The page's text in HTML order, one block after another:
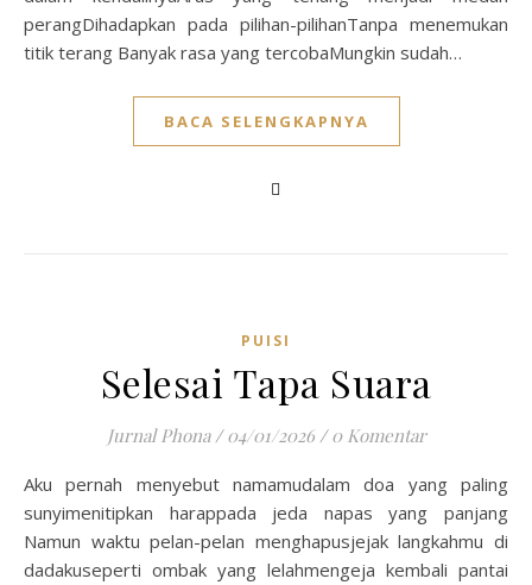
perangDihadapkan pada pilihan-pilihanTanpa menemukan
titik terang Banyak rasa yang tercobaMungkin sudah…
BACA SELENGKAPNYA
PUISI
Selesai Tapa Suara
Jurnal Phona / 04/01/2026 / 0 Komentar
Aku pernah menyebut namamudalam doa yang paling
sunyimenitipkan harappada jeda napas yang panjang
Namun waktu pelan-pelan menghapusjejak langkahmu di
dadakuseperti ombak yang lelahmengeja kembali pantai